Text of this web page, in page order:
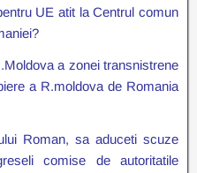
UE atit la Centrul comun
a zonei transnistrene
a R.moldova de Romania
Roman, sa aduceti scuze
comise de autoritatile